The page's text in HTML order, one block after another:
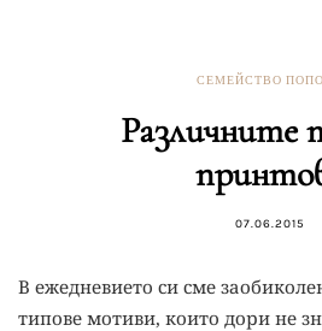
СЕМЕЙСТВО
Различните
07.06.2015
В ежедневието си сме
типове мотиви, които дори не